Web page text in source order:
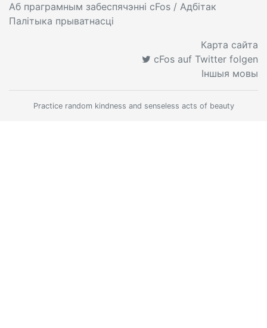
Аб праграмным забеспячэнні cFos / Адбітак
Палітыка прыватнасці
Карта сайта
cFos auf Twitter folgen
Іншыя мовы
Practice random kindness and senseless acts of beauty